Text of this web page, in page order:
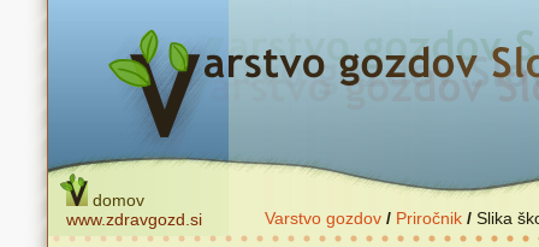
domov
www.zdravgozd.si
Varstvo gozdov / Priročnik / Slika